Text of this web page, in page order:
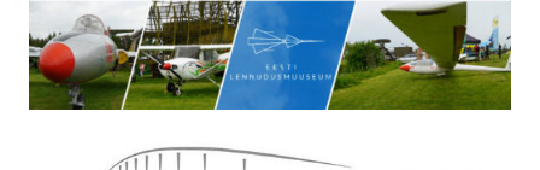
Перейти
содержимому